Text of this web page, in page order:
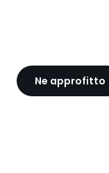
Ne approfitto